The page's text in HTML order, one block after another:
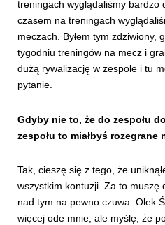
treningach wyglądaliśmy bardzo
czasem na treningach
meczach. Byłem tym zdziwiony,
tygodniu treningów na mecz i
dużą rywalizację w zespole i tu
pytanie.
Gdyby nie to, że do zespołu
zespołu to miałbyś rozegrane
Tak, cieszę się z tego, że
wszystkim kontuzji. Za to muszę
nad tym na pewno czuwa. Olek
więcej ode mnie, ale myślę, że